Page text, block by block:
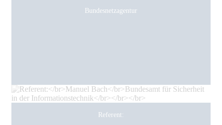
Bundesnetzagentur
Referent: